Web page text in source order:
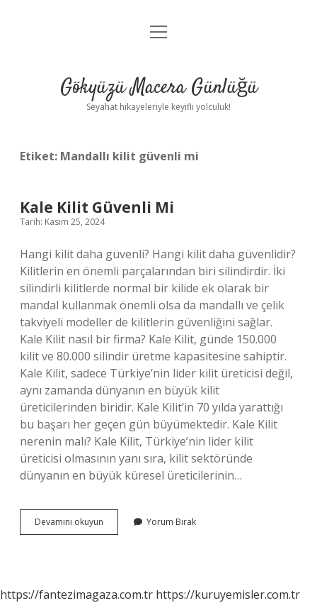
Anasayfa
Yasal Uyarı
menüyü
Gökyüzü Macera Günlüğü
Seyahat hikayeleriyle keyifli yolculuk!
Etiket: Mandallı kilit güvenli mi
Kale Kilit Güvenli Mi
Tarih: Kasım 25, 2024
Hangi kilit daha güvenli? Hangi kilit daha güvenlidir?
Kilitlerin en önemli parçalarından biri silindirdir. İki
silindirli kilitlerde normal bir kilide ek olarak bir
mandal kullanmak önemli olsa da mandallı ve çelik
takviyeli modeller de kilitlerin güvenliğini sağlar.
Kale Kilit nasıl bir firma? Kale Kilit, günde 150.000
kilit ve 80.000 silindir üretme kapasitesine sahiptir.
Kale Kilit, sadece Türkiye’nin lider kilit üreticisi değil,
aynı zamanda dünyanın en büyük kilit
üreticilerinden biridir. Kale Kilit’in 70 yılda yarattığı
bu başarı her geçen gün büyümektedir. Kale Kilit
nerenin malı? Kale Kilit, Türkiye’nin lider kilit
üreticisi olmasının yanı sıra, kilit sektöründe
dünyanın en büyük küresel üreticilerinin…
Devamını okuyun
Kilit
Yorum Bırak
https://fantezimagaza.com.tr https://kuruyemisler.com.tr